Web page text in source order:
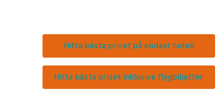
Hitta bästa priset på endast hotell
Hitta bästa priset inklusive flygbiljetter